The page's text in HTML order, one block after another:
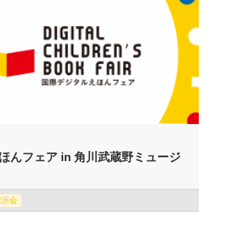
んフェア in 角川武蔵野ミュージ
示会